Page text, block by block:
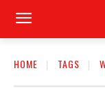
HOME TAGS